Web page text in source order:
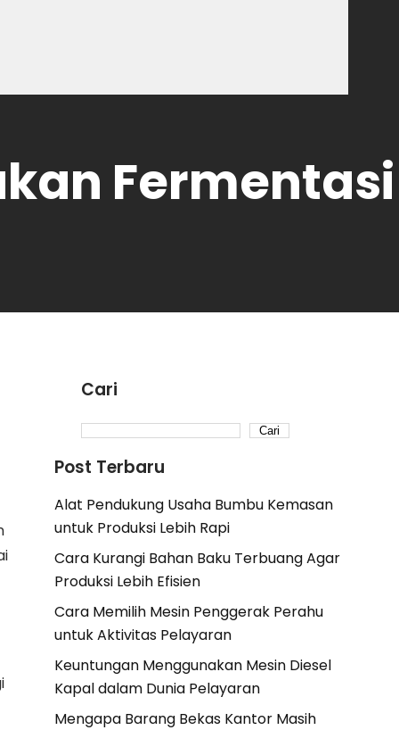
Fermentasi
Cari
Cari
Post Terbaru
Alat Pendukung Usaha Bumbu Kemasan
untuk Produksi Lebih Rapi
Cara Kurangi Bahan Baku Terbuang Agar
Produksi Lebih Efisien
Cara Memilih Mesin Penggerak Perahu
untuk Aktivitas Pelayaran
Keuntungan Menggunakan Mesin Diesel
Kapal dalam Dunia Pelayaran
Mengapa Barang Bekas Kantor Masih